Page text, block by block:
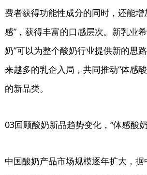
费者获得功能性成分的同时，还能增
感”，获得丰富的口感层次。新乳业
奶”可以为整个酸奶行业提供新的思
来越多的乳企入局，共同推动“体感
的新品类。
03回顾酸奶新品趋势变化，“体感酸
中国酸奶产品市场规模逐年扩大，